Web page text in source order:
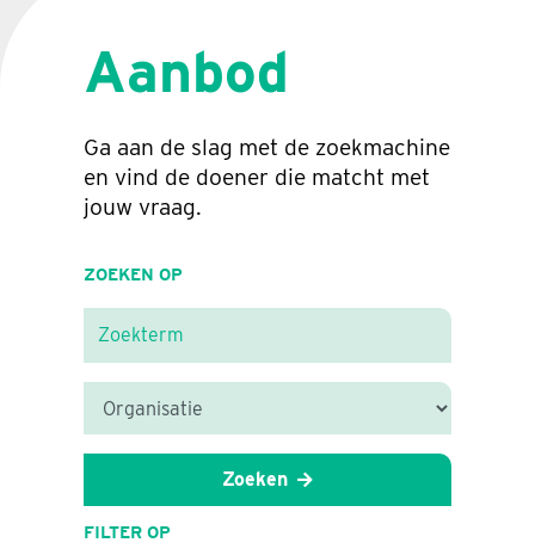
Aanbod
Ga aan de slag met de zoekmachine
en vind de doener die matcht met
jouw vraag.
ZOEKEN OP
Zoeken
FILTER OP